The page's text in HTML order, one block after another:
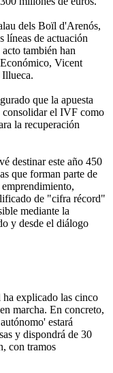
dels Boïl d'Arenós,
líneas de actuación
también han
Vicent
que la apuesta
consolidar el IVF como
la recuperación
destinar este año 450
que forman parte de
de "cifra récord"
mediante la
y desde el diálogo
explicado las cinco
marcha. En concreto,
estará
y dispondrá de 30
con tramos